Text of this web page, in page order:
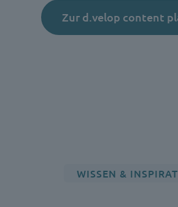
Zur d.velop content
WISSEN &